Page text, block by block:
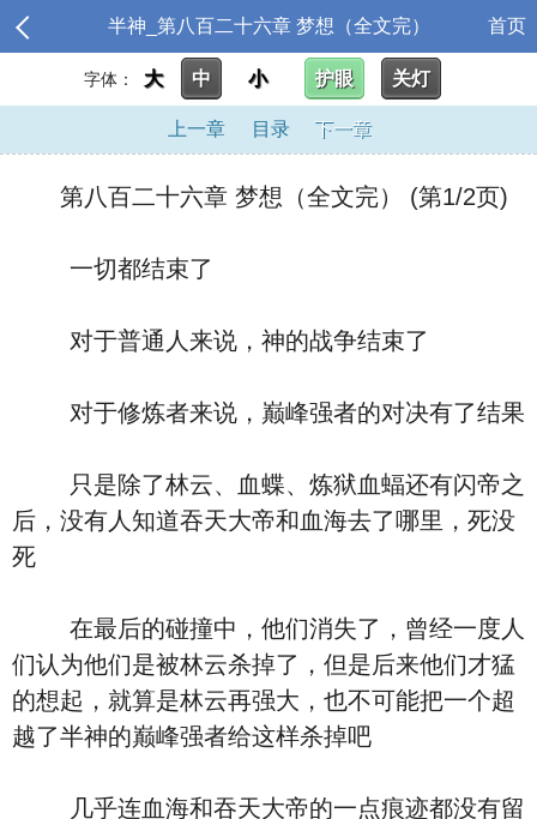
半神_第八百二十六章 梦想（全文完） 首页
字体： 大 中 小 护眼 关灯
上一章 目录 下一章
第八百二十六章 梦想（全文完） (第1/2页)
一切都结束了
对于普通人来说，神的战争结束了
对于修炼者来说，巅峰强者的对决有了结果
只是除了林云、血蝶、炼狱血蝠还有闪帝之
后，没有人知道吞天大帝和血海去了哪里，死没
死
在最后的碰撞中，他们消失了，曾经一度人
们认为他们是被林云杀掉了，但是后来他们才猛
的想起，就算是林云再强大，也不可能把一个超
越了半神的巅峰强者给这样杀掉吧
几乎连血海和吞天大帝的一点痕迹都没有留